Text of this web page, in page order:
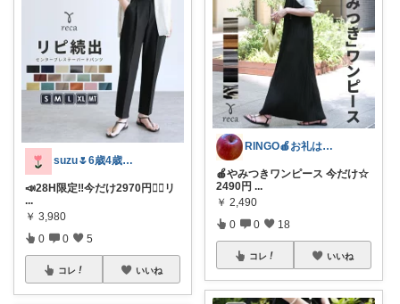
suzu🌷6歳4歳子育てママの暮らし
📣28H限定‼️今だけ2970円❤️‍🔥リ
...
￥ 3,980
0 0 5
コレ いいね
RINGO🍎お礼はプロフ🍎
🍎やみつきワンピース 今だけ☆
2490円 ...
￥ 2,490
0 0 18
コレ いいね